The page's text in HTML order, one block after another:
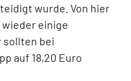
wurde. Von hier
einige
sollten bei
auf 18,20 Euro